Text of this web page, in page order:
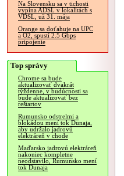
Na Slovensku sa v tichosti
vypína ADSL v lokalitách s
VDSL, už 31. mája
Orange sa doťahuje na UPC
a O2, spustí 2.5 Gbps
pripojenie
Top správy
Chrome sa bude
aktualizovať dvakrát
týždenne, v budúcnosti sa
bude aktualizovať bez
reštartov
Rumunsko odstrelmi a
blokádou mení tok Dunaja,
aby udržalo jadrovú
elektráreň v chode
Maďarsko jadrovú elektráreň
nakoniec kompletne
neodstavilo, Rumunsko mení
tok Dunaja